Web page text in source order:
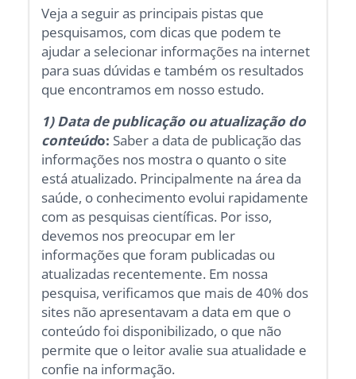
Veja a seguir as principais pistas que
pesquisamos, com dicas que podem te
ajudar a selecionar informações na internet
para suas dúvidas e também os resultados
que encontramos em nosso estudo.
1) Data de publicação ou atualização do
conteúdo: Saber a data de publicação das
informações nos mostra o quanto o site
está atualizado. Principalmente na área da
saúde, o conhecimento evolui rapidamente
com as pesquisas científicas. Por isso,
devemos nos preocupar em ler
informações que foram publicadas ou
atualizadas recentemente. Em nossa
pesquisa, verificamos que mais de 40% dos
sites não apresentavam a data em que o
conteúdo foi disponibilizado, o que não
permite que o leitor avalie sua atualidade e
confie na informação.